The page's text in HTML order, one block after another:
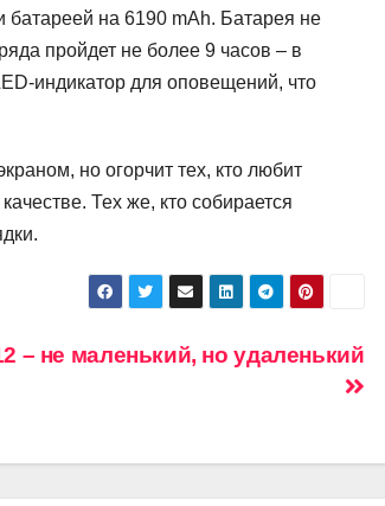
батареей на 6190 mAh. Батарея не
пройдет не более 9 часов – в
индикатор для оповещений, что
но огорчит тех, кто любит
Тех же, кто собирается
– не маленький, но удаленький